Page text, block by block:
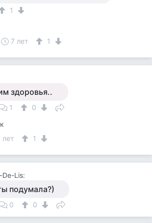
1
7 лет 1
здоровья..
1 0
лет 1
De-Lis:
подумала?)
0 0